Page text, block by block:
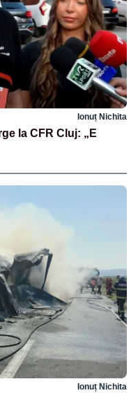
Ionuț Nichita
la CFR Cluj: „E
Ionuț Nichita